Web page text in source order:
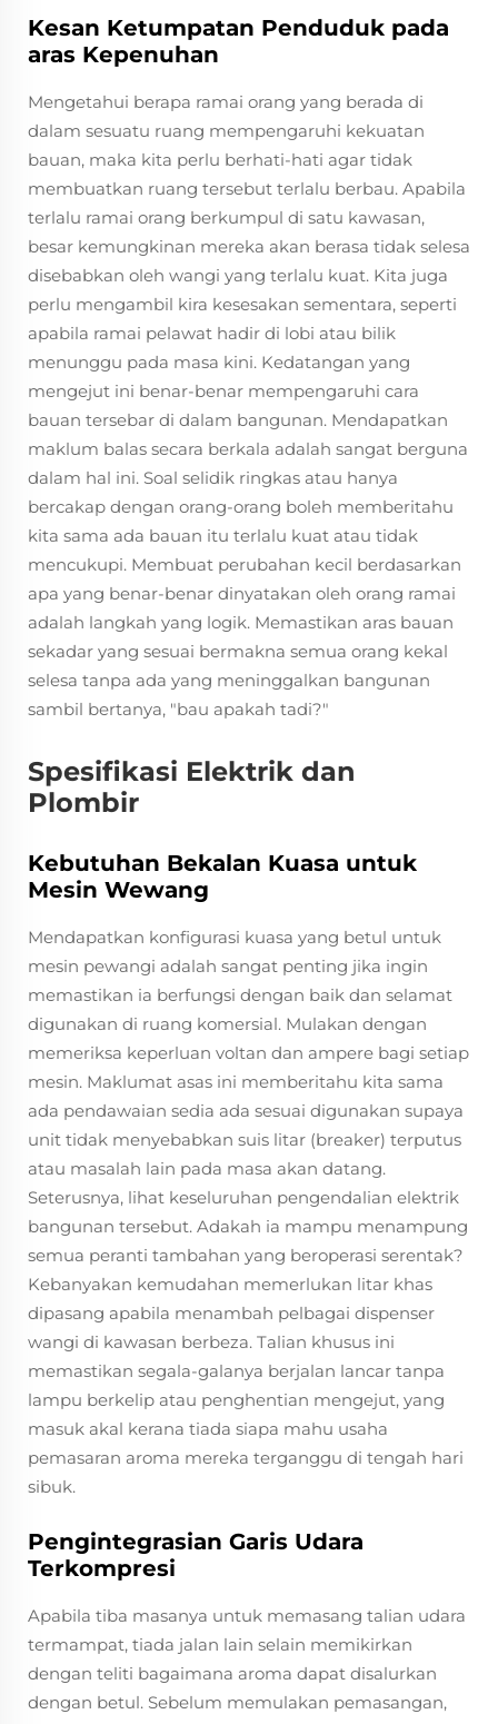
Kesan Ketumpatan Penduduk pada
aras Kepenuhan
Mengetahui berapa ramai orang yang berada di
dalam sesuatu ruang mempengaruhi kekuatan
bauan, maka kita perlu berhati-hati agar tidak
membuatkan ruang tersebut terlalu berbau. Apabila
terlalu ramai orang berkumpul di satu kawasan,
besar kemungkinan mereka akan berasa tidak selesa
disebabkan oleh wangi yang terlalu kuat. Kita juga
perlu mengambil kira kesesakan sementara, seperti
apabila ramai pelawat hadir di lobi atau bilik
menunggu pada masa kini. Kedatangan yang
mengejut ini benar-benar mempengaruhi cara
bauan tersebar di dalam bangunan. Mendapatkan
maklum balas secara berkala adalah sangat berguna
dalam hal ini. Soal selidik ringkas atau hanya
bercakap dengan orang-orang boleh memberitahu
kita sama ada bauan itu terlalu kuat atau tidak
mencukupi. Membuat perubahan kecil berdasarkan
apa yang benar-benar dinyatakan oleh orang ramai
adalah langkah yang logik. Memastikan aras bauan
sekadar yang sesuai bermakna semua orang kekal
selesa tanpa ada yang meninggalkan bangunan
sambil bertanya, "bau apakah tadi?"
Spesifikasi Elektrik dan
Plombir
Kebutuhan Bekalan Kuasa untuk
Mesin Wewang
Mendapatkan konfigurasi kuasa yang betul untuk
mesin pewangi adalah sangat penting jika ingin
memastikan ia berfungsi dengan baik dan selamat
digunakan di ruang komersial. Mulakan dengan
memeriksa keperluan voltan dan ampere bagi setiap
mesin. Maklumat asas ini memberitahu kita sama
ada pendawaian sedia ada sesuai digunakan supaya
unit tidak menyebabkan suis litar (breaker) terputus
atau masalah lain pada masa akan datang.
Seterusnya, lihat keseluruhan pengendalian elektrik
bangunan tersebut. Adakah ia mampu menampung
semua peranti tambahan yang beroperasi serentak?
Kebanyakan kemudahan memerlukan litar khas
dipasang apabila menambah pelbagai dispenser
wangi di kawasan berbeza. Talian khusus ini
memastikan segala-galanya berjalan lancar tanpa
lampu berkelip atau penghentian mengejut, yang
masuk akal kerana tiada siapa mahu usaha
pemasaran aroma mereka terganggu di tengah hari
sibuk.
Pengintegrasian Garis Udara
Terkompresi
Apabila tiba masanya untuk memasang talian udara
termampat, tiada jalan lain selain memikirkan
dengan teliti bagaimana aroma dapat disalurkan
dengan betul. Sebelum memulakan pemasangan,